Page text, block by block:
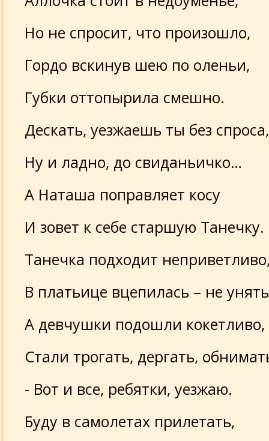
Но не спросит, что произошло,
Гордо вскинув шею по оленьи,
Губки оттопырила смешно.
Дескать, уезжаешь ты без спроса,
Ну и ладно, до свиданьичко…
А Наташа поправляет косу
И зовет к себе старшую Танечку.
Танечка подходит
В платьице вцепилась – не
А девчушки подошли кокетливо,
Стали трогать, дергать,
- Вот и все, ребятки, уезжаю.
Буду в самолетах прилетать,